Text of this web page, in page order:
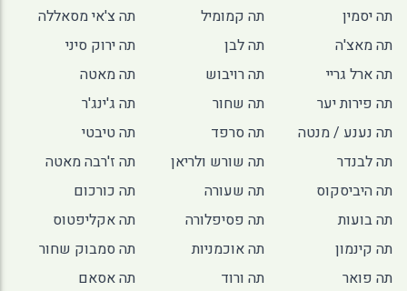
תה יסמין
תה קמומיל
תה צ'אי מסאללה
תה מאצ'ה
תה לבן
תה ירוק סיני
תה ארל גריי
תה רויבוש
תה מאטה
תה פירות יער
תה שחור
תה ג'ינג'ר
תה נענע / מנטה
תה סרפד
תה טיבטי
תה לבנדר
תה שורש ולריאן
תה ז'רבה מאטה
תה היביסקוס
תה שעורה
תה כורכום
תה בועות
תה פסיפלורה
תה אקליפטוס
תה קינמון
תה אוכמניות
תה סמבוק שחור
תה פואר
תה ורוד
תה אסאם